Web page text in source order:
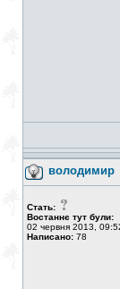
володимир
Стать:
Востаннє тут були:
02 червня 2013,
Написано: 78